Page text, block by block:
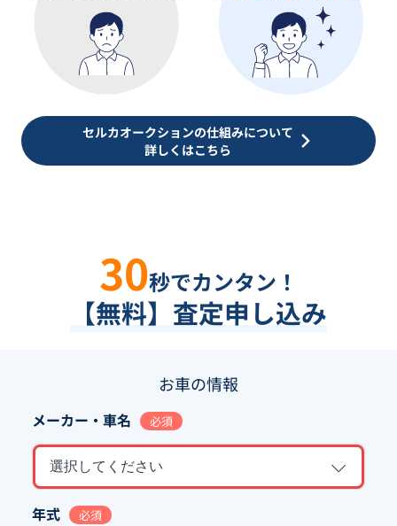
セルカオークションの仕組みについて
詳しくはこちら
30秒でカンタン！
【無料】査定申し込み
お車の情報
メーカー・車名 必須
選択してください
年式 必須